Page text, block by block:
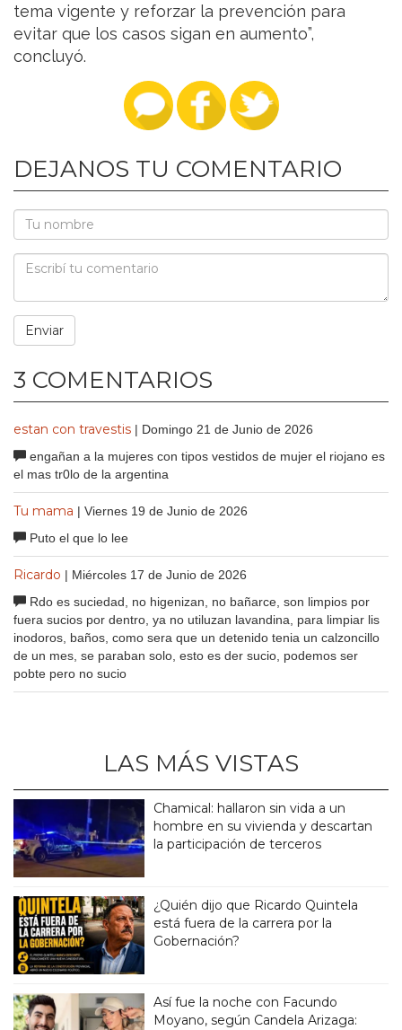
tema vigente y reforzar la prevención para
evitar que los casos sigan en aumento”,
concluyó.
DEJANOS TU COMENTARIO
3 COMENTARIOS
estan con travestis | Domingo 21 de Junio de 2026
engañan a la mujeres con tipos vestidos de mujer el riojano es
el mas tr0lo de la argentina
Tu mama | Viernes 19 de Junio de 2026
Puto el que lo lee
Ricardo | Miércoles 17 de Junio de 2026
Rdo es suciedad, no higenizan, no bañarce, son limpios por
fuera sucios por dentro, ya no utiluzan lavandina, para limpiar lis
inodoros, baños, como sera que un detenido tenia un calzoncillo
de un mes, se paraban solo, esto es der sucio, podemos ser
pobte pero no sucio
LAS MÁS VISTAS
Chamical: hallaron sin vida a un
hombre en su vivienda y descartan
la participación de terceros
¿Quién dijo que Ricardo Quintela
está fuera de la carrera por la
Gobernación?
Así fue la noche con Facundo
Moyano, según Candela Arizaga: